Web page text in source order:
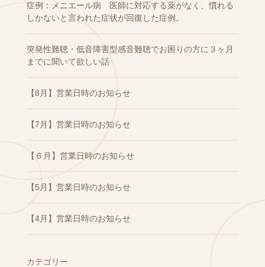
症例：メニエール病 医師に対応する薬がなく、慣れる
しかないと言われた症状が回復した症例。
突発性難聴・低音障害型感音難聴でお困りの方に３ヶ月
までに聞いて欲しい話
【8月】営業日時のお知らせ
【7月】営業日時のお知らせ
【６月】営業日時のお知らせ
【5月】営業日時のお知らせ
【4月】営業日時のお知らせ
カテゴリー